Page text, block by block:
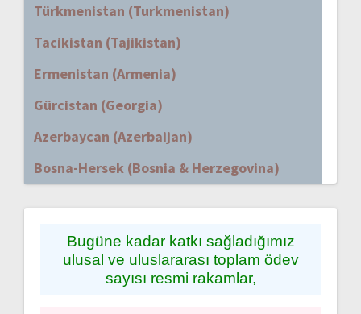
Türkmenistan (Turkmenistan)
Tacikistan (Tajikistan)
Ermenistan (Armenia)
Gürcistan (Georgia)
Azerbaycan (Azerbaijan)
Bosna-Hersek (Bosnia & Herzegovina)
Bugüne kadar katkı sağladığımız
ulusal ve uluslararası toplam ödev
sayısı resmi rakamlar,